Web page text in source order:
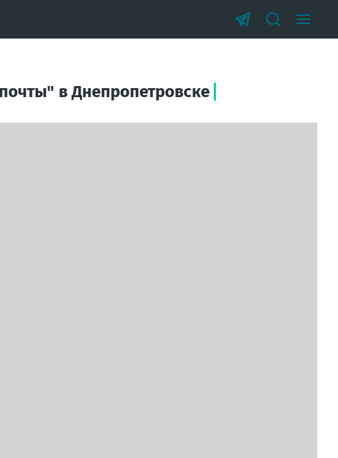
в Днепропетровске